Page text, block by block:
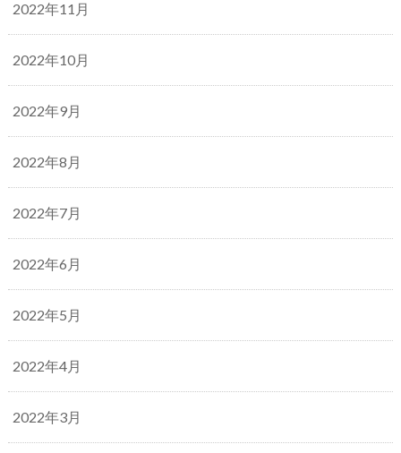
2022年11月
2022年10月
2022年9月
2022年8月
2022年7月
2022年6月
2022年5月
2022年4月
2022年3月